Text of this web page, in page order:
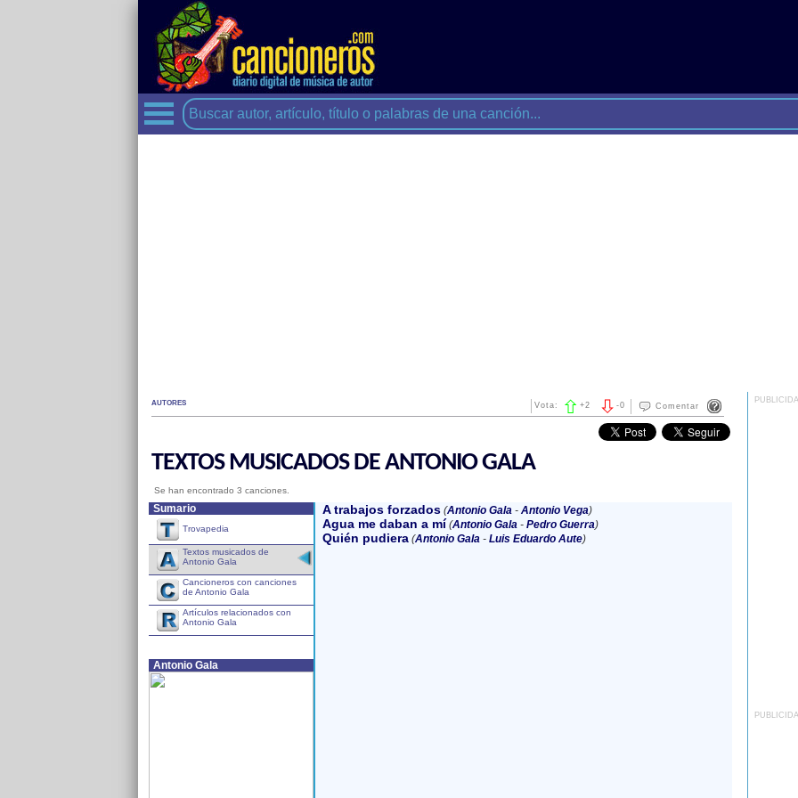
AUTORES Comentar
-0
Vota: +2
TEXTOS MUSICADOS DE ANTONIO GALA
Se han encontrado 3 canciones.
Sumario
Trovapedia
Textos musicados de
Antonio Gala
Cancioneros con canciones
de Antonio Gala
Artículos relacionados con
Antonio Gala
Antonio Gala
A trabajos forzados (Antonio Gala- Antonio Vega)
Agua me daban a mí (Antonio Gala- Pedro Guerra)
Quién pudiera (Antonio Gala- Luis Eduardo Aute)